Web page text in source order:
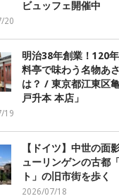
ビュッフェ開催中
20
明治38年創業！120
料亭で味わう名物あ
は？ / 東京都江東区
戸升本 本店」
19
【ドイツ】中世の面
ューリンゲンの古都
ト」の旧市街を歩く
2026/07/18